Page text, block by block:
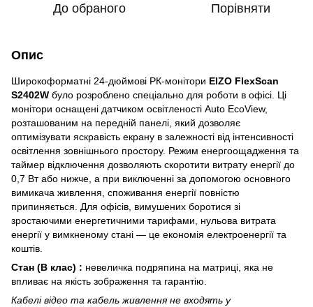
До обраного Порівняти
Опис
Широкоформатні 24-дюймові РК-монітори EIZO FlexScan
S2402W було розроблено спеціально для роботи в офісі. Ці
монітори оснащені датчиком освітленості Auto EcoView,
розташованим на передній панелі, який дозволяє
оптимізувати яскравість екрану в залежності від інтенсивності
освітлення зовнішнього простору. Режим енергоощадження та
таймер відключення дозволяють скоротити витрату енергії до
0,7 Вт або нижче, а при виключенні за допомогою основного
вимикача живлення, споживання енергії повністю
припиняється. Для офісів, вимушених боротися зі
зростаючими енергетичними тарифами, нульова витрата
енергії у вимкненому стані — це економія електроенергії та
коштів.
Стан (В клас) : невеличка подряпина на матриці, яка не
впливає на якість зображення та гарантію.
Кабелі відео та кабель живлення не входять у